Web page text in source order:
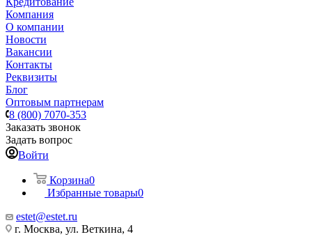
Компания
О компании
Новости
Вакансии
Контакты
Реквизиты
Блог
Оптовым партнерам
8 (800) 7070-353
Заказать звонок
Задать вопрос
Войти
Корзина0
Избранные товары0
estet@estet.ru
г. Москва, ул. Веткина, 4